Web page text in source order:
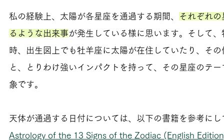
私の経験上、太陽が各星座を通過する期間、
それぞれ
るような出来事が発生している様に思います。そして
時、出生図上でも牡羊座に太陽が在住していたり、そ
と、とりわけ強いインパクトを持って、その星座のテ
象です。
天体が通過する日付については、以下の書籍を参考にし
Astrology of the 13 Signs of the Zodiac (English